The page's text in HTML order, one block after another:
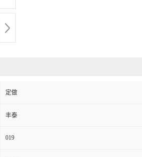
定做
丰泰
019